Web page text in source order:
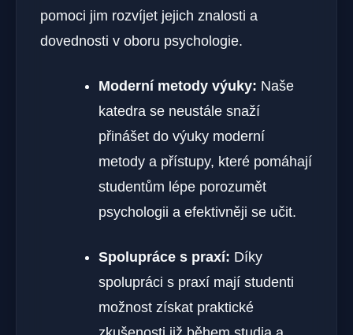
pomoci jim rozvíjet jejich znalosti a
dovednosti v oboru psychologie.
Moderní metody výuky: Naše
katedra se neustále snaží
přinášet do výuky moderní
metody a přístupy, které pomáhají
studentům lépe porozumět
psychologii a efektivněji se učit.
Spolupráce s praxí: Díky
spolupráci s praxí mají studenti
možnost získat praktické